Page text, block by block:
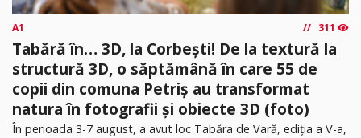
A1 311
Tabără în… 3D, la Corbești! De la textură la
structură 3D, o săptămână în care 55 de
copii din comuna Petriș au transformat
natura în fotografii și obiecte 3D (foto)
În perioada 3-7 august, a avut loc Tabăra de Vară, ediția a V-a,